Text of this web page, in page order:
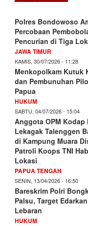
Polres Bondowoso
Percobaan
Pencurian di Tiga
JAWA TIMUR
KAMIS, 30/07/2026 - 11:28
Menkopolkam Kutuk
dan Pembunuhan
Papua
HUKUM
SABTU, 04/07/2026 - 15:04
Anggota OPM Kodap
Lekagak Talenggen
di Kampung Muara
Patroli Koops TNI
Lokasi
PAPUA TENGAH
SENIN, 13/04/2026 - 16:50
Bareskrim Polri
Palsu, Target
Lebaran
HUKUM